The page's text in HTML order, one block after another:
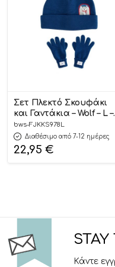
Σετ Πλεκτό Σκουφάκι
και Γαντάκια – Wolf – L –
FlapjackKids
bws-FJKKS978L
Διαθέσιμο από 7-12 ημέρες
22,95 €
STAY
Κάντε